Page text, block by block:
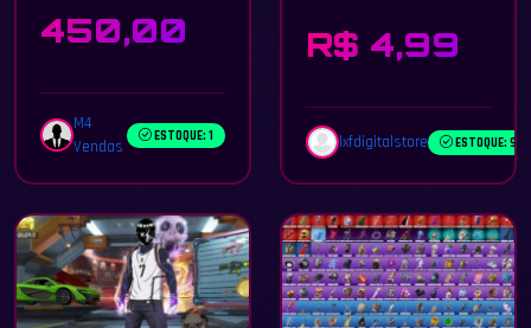
450,00
M4
Vendas
ESTOQUE: 1
R$ 4,99
lxfdigitalstore ESTOQUE: 900